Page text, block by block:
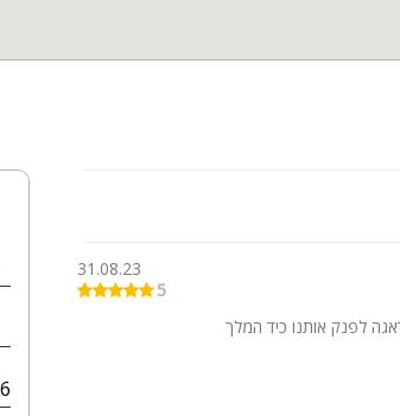
כיף, מסיבות פרטיות, ציבור דתי וכל מי
31.08.23
5
לפנק אותנו כיד המלך